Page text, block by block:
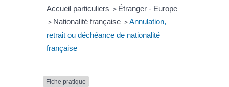
Accueil particuliers > Étranger - Europe
> Nationalité française > Annulation,
retrait ou déchéance de nationalité
française
Fiche pratique